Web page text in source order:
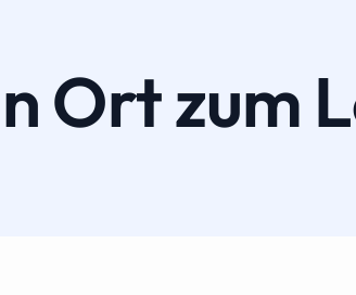
Ort zum